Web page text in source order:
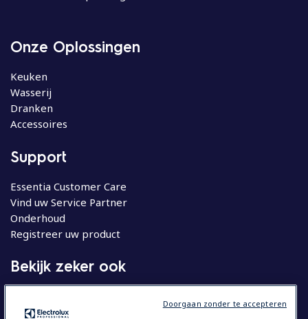
Onze Oplossingen
Keuken
Wasserij
Dranken
Accessoires
Support
Essentia Customer Care
Vind uw Service Partner
Onderhoud
Registreer uw product
Bekijk zeker ook
Huishoudelijke apparatuur
Doorgaan zonder te accepteren